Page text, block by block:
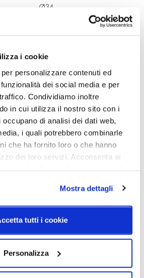
i cookie
personalizzare contenuti ed
dei social media e per
Condividiamo inoltre
in cui utilizza il nostro sito con i
di analisi dei dati web,
i quali potrebbero combinarle
che ha fornito loro o che hanno
dei loro servizi. Acconsenta ai
Mostra dettagli
tutti i cookie
Personalizza
Dimensione
Dimensione
H. max
2400mmDimensione Ø54 - H.
477mm - H. max
2500mmDimensione Ø35 - H.
527mm - H. max 2500mm
Potenza e attacco
Dimensione Ø35 topLED CRI
90 | 220-240 V13 W DC - 15
W
ACDimensione Ø54 topLED
ACDimensione Ø74 topLED
CRI 90 | 220-240 V32 W DC
- 35 W AC
A++